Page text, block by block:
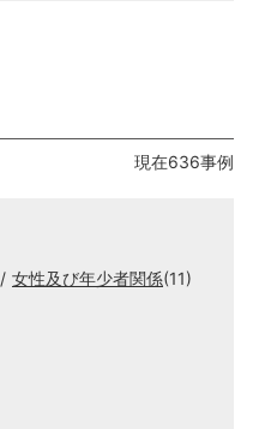
現在636事例
女性及び年少者関係(11)